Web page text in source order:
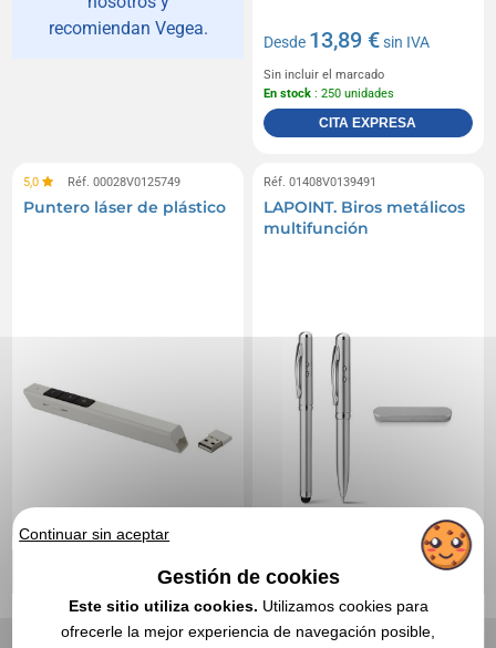
recomiendan Vegea.
Desde 13,89 €sin IVA
Sin incluir el marcado
En stock : 250 unidades
CITA EXPRESA
5,0 Réf. 00028V0125749
Puntero láser de plástico
Réf. 01408V0139491
LAPOINT. Biros metálicos
multifunción
Continuar sin aceptar
Gestión de cookies
Este sitio utiliza cookies. Utilizamos cookies para
ofrecerle la mejor experiencia de navegación posible,